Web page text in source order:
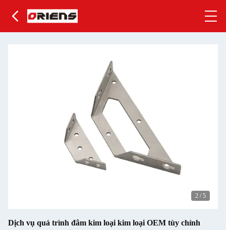
2 / 5
Dịch vụ quá trình đâm kim loại kim loại OEM tùy chỉnh